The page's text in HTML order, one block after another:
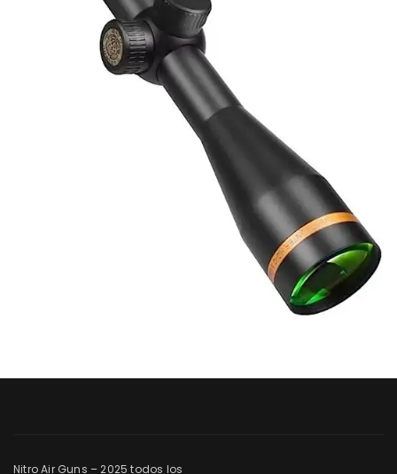
Nitro Air Guns – 2025 todos los